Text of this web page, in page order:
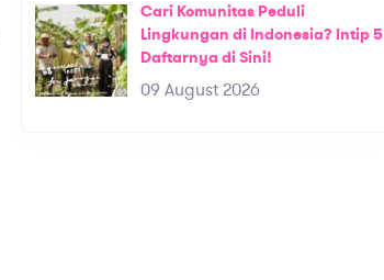
Cari Komunitas Peduli
Lingkungan di Indonesia? Intip 5
Daftarnya di Sini!
09 August 2026